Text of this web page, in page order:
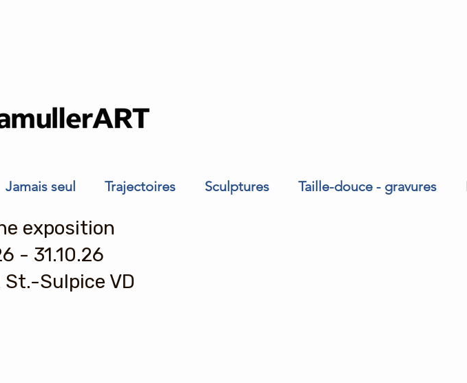
Jamais seul Trajectoires Sculptures Taille-douce - gravures
exposition
- 31.10.26
St.-Sulpice VD